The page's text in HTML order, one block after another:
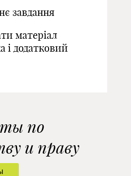
завдання
матеріал
і додатковий
по
и праву